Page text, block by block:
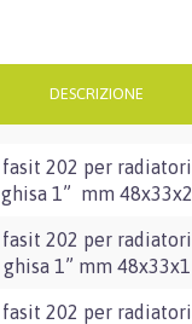
DESCRIZIONE
fasit 202 per radiatori
ghisa 1” mm 48x33x2
fasit 202 per radiatori
ghisa 1” mm 48x33x1
fasit 202 per radiatori